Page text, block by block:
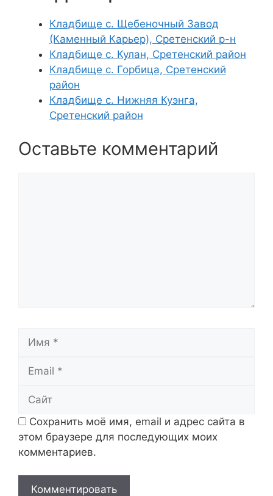
Кладбище с. Щебеночный Завод
(Каменный Карьер), Сретенский р-н
Кладбище с. Кулан, Сретенский район
Кладбище с. Горбица, Сретенский
район
Кладбище с. Нижняя Куэнга,
Сретенский район
Оставьте комментарий
Сохранить моё имя, email и адрес сайта в
этом браузере для последующих моих
комментариев.